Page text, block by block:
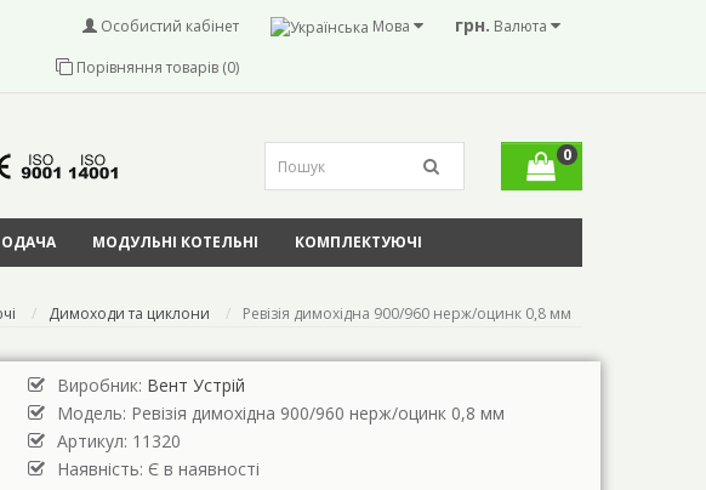
грн. Валюта
Мова
Особистий кабінет
Порівняння товарів (0)
0
МОДУЛЬНІ КОТЕЛЬНІ КОМПЛЕКТУЮЧІ
Димоходи та циклони Ревізія димохідна 900/960 нерж/оцинк 0,8 мм
Виробник: Вент Устрій
Модель: Ревізія димохідна 900/960 нерж/оцинк 0,8 мм
Артикул: 11320
Наявність: Є в наявності